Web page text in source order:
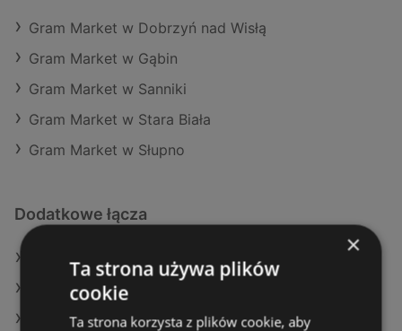
Gram Market w Dobrzyń nad Wisłą
Gram Market w Gąbin
Gram Market w Sanniki
Gram Market w Stara Biała
Gram Market w Słupno
Dodatkowe łącza
Oferty Gram Market
Oferty Kaufland
Oferty Dino
×
Ta strona używa plików
cookie
Ta strona korzysta z plików cookie, aby